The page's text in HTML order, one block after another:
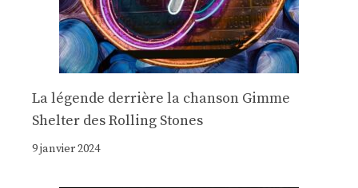
La légende derrière la chanson Gimme
Shelter des Rolling Stones
9 janvier 2024